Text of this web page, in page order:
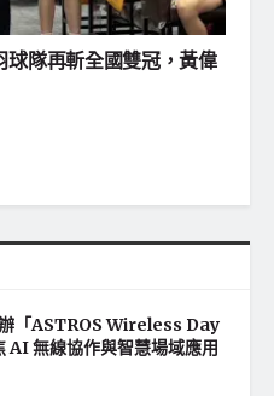
隊再斬全國雙冠，黃偉
「ASTROS Wireless Day
AI 無線協作與智慧場域應用